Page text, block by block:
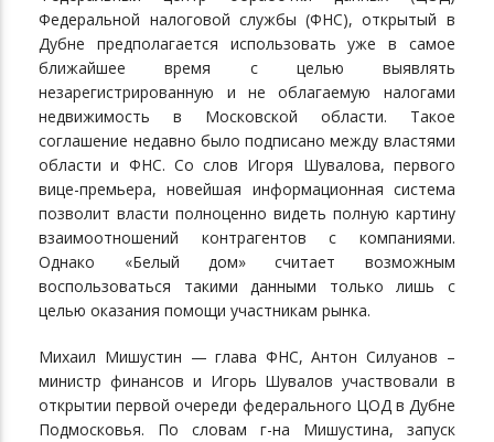
Федеральной налоговой службы (ФНС), открытый в
Дубне предполагается использовать уже в самое
ближайшее время с целью выявлять
незарегистрированную и не облагаемую налогами
недвижимость в Московской области. Такое
соглашение недавно было подписано между властями
области и ФНС. Со слов Игоря Шувалова, первого
вице-премьера, новейшая информационная система
позволит власти полноценно видеть полную картину
взаимоотношений контрагентов с компаниями.
Однако «Белый дом» считает возможным
воспользоваться такими данными только лишь с
целью оказания помощи участникам рынка.
Михаил Мишустин — глава ФНС, Антон Силуанов –
министр финансов и Игорь Шувалов участвовали в
открытии первой очереди федерального ЦОД в Дубне
Подмосковья. По словам г-на Мишустина, запуск